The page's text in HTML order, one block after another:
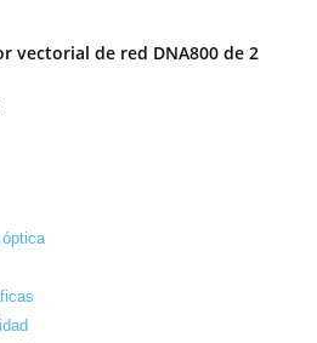
vectorial de red DNA800 de 2